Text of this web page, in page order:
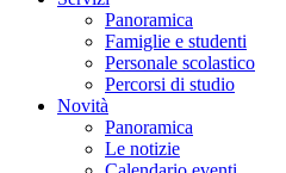
Panoramica
Famiglie e studenti
Personale scolastico
Percorsi di studio
Novità
Panoramica
Le notizie